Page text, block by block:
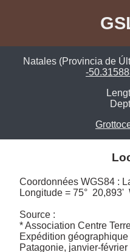
Natales (Provincia de
-
Coordonnées WGS84 :
Longitude = 75°  20,893'
Source :
* Association Centre
Expédition